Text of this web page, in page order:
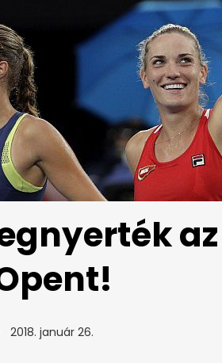
az
2018. január 26.